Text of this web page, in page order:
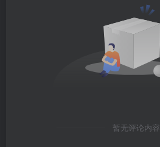
暂无评论内容